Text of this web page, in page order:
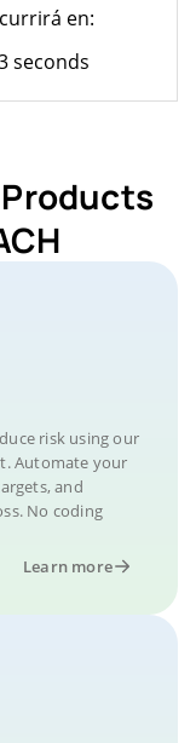
en:
seconds
risk using our
Automate your
and
No coding
Learn more